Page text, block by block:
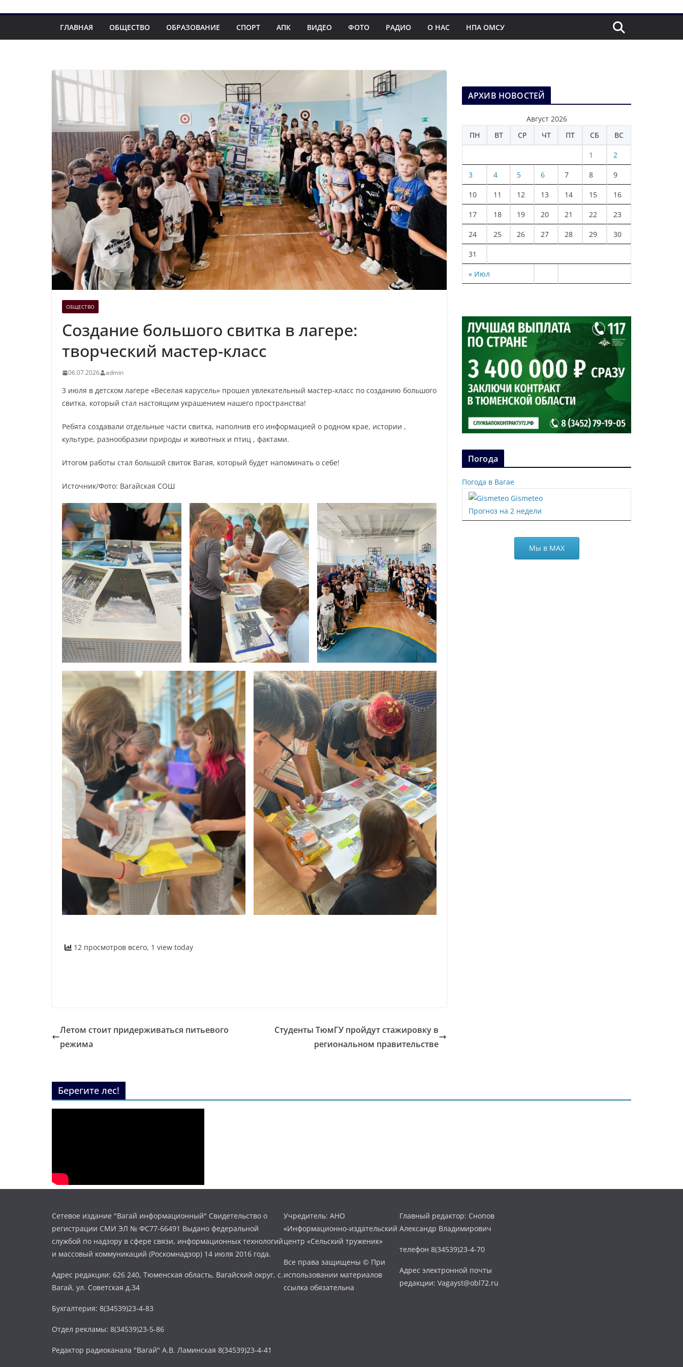
ГЛАВНАЯ ОБЩЕСТВО ОБРАЗОВАНИЕ СПОРТ АПК ВИДЕО ФОТО РАДИО О НАС НПА ОМСУ
ОБЩЕСТВО
Создание большого свитка в лагере:
творческий мастер-класс
06.07.2026 admin
3 июля в детском лагере «Веселая карусель» прошел увлекательный мастер-класс по созданию большого
свитка, который стал настоящим украшением нашего пространства!
Ребята создавали отдельные части свитка, наполнив его информацией о родном крае, истории ,
культуре, разнообразии природы и животных и птиц , фактами.
Итогом работы стал большой свиток Вагая, который будет напоминать о себе!
Источник/Фото: Вагайская СОШ
12 просмотров всего, 1 view today
Летом стоит придерживаться питьевого
режима
Студенты ТюмГУ пройдут стажировку в
региональном правительстве
АРХИВ НОВОСТЕЙ
Август 2026
ПН
ВТ СР ЧТ ПТ СБ ВС
« Июл
1 2
3 4 5 6 7 8 9
10 11 12 13 14 15 16
17 18 19 20 21 22 23
24 25 26 27 28 29 30
31
Погода
Погода в Вагае
Gismeteo
Прогноз на 2 недели
Мы в МАХ
Берегите лес!
Сетевое издание "Вагай информационный" Свидетельство о
регистрации СМИ ЭЛ № ФС77-66491 Выдано федеральной
службой по надзору в сфере связи, информационных технологий
и массовый коммуникаций (Роскомнадзор) 14 июля 2016 года.
Адрес редакции: 626 240, Тюменская область, Вагайский округ, с.
Вагай, ул. Советская д.34
Бухгалтерия: 8(34539)23-4-83
Отдел рекламы: 8(34539)23-5-86
Редактор радиоканала "Вагай" А.В. Ламинская 8(34539)23-4-41
Учредитель: АНО
«Информационно-издательский
центр «Сельский труженик»
Все права защищены © При
использовании материалов
ссылка обязательна
Главный редактор: Снопов
Александр Владимирович
телефон 8(34539)23-4-70
Адрес электронной почты
редакции: Vagayst@obl72.ru